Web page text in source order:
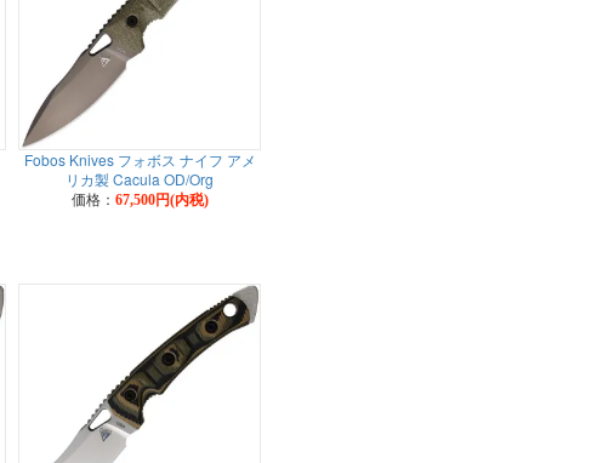
Fobos Knives フォボス ナイフ アメ
リカ製 Cacula OD/Org
価格： 67,500円(内税)